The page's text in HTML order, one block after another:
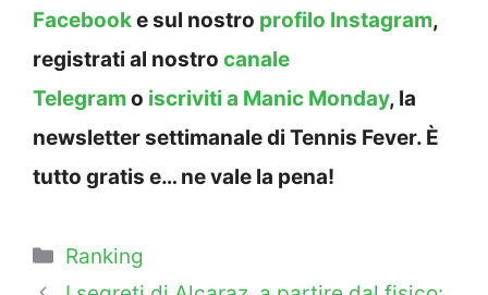
Facebooke sul nostro profilo Instagram,
registrati al nostro canale
Telegramo iscriviti a Manic Monday, la
newsletter settimanale di Tennis Fever. È
tutto gratis e… ne vale la pena!
Categorie
Ranking